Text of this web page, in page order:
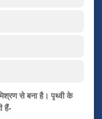
से बना है। पृथ्वी के
हैं-